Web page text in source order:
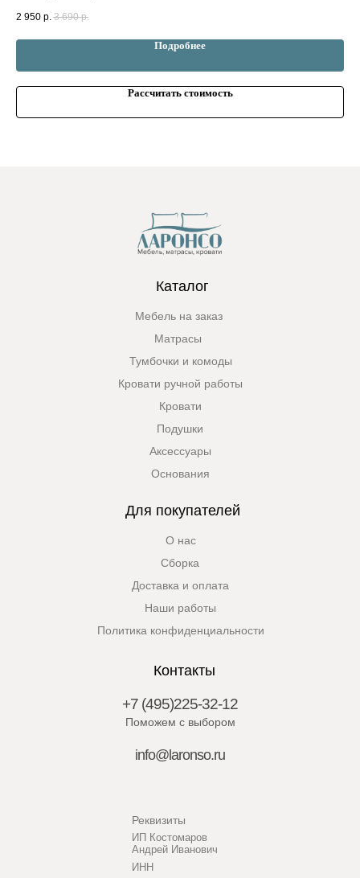
2 950 р. 3 690 р.
Подробнее
Рассчитать стоимость
Реквизиты
ИП Костомаров
Андрей Иванович
ИНН
Мебель на заказ
Каталог
Для покупателей
Контакты
+7 (495)225-32-12
Поможем с выбором
info@laronso.ru
Матрасы
Тумбочки и комоды
Кровати ручной работы
Кровати
О нас
Доставка и оплата
Наши работы
Политика конфиденциальности
Подушки
Аксессуары
Сборка
Основания